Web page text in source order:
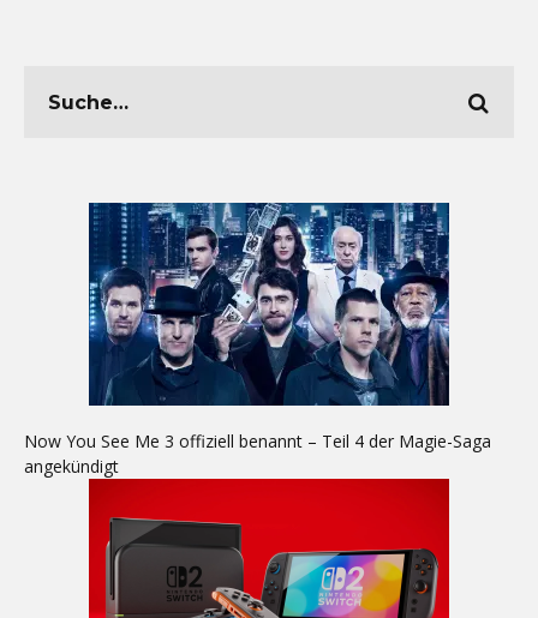
Now You See Me 3 offiziell benannt – Teil 4 der Magie-Saga
angekündigt